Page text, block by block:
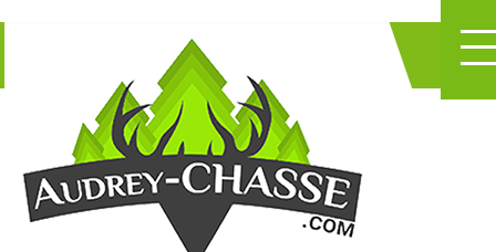
NE PERDEZ PLUS
DE TEMPS